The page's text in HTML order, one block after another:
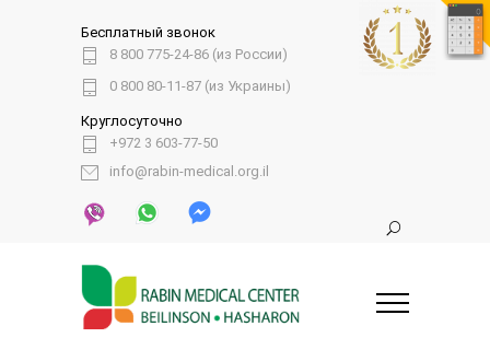
Бесплатный звонок
8 800 775-24-86 (из России)
0 800 80-11-87 (из Украины)
Круглосуточно
+972 3 603-77-50
info@rabin-medical.org.il